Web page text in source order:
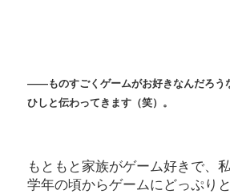
――ものすごくゲームがお好きなんだろう
ひしと伝わってきます（笑）。
もともと家族がゲーム好きで、
学年の頃からゲームにどっぷり